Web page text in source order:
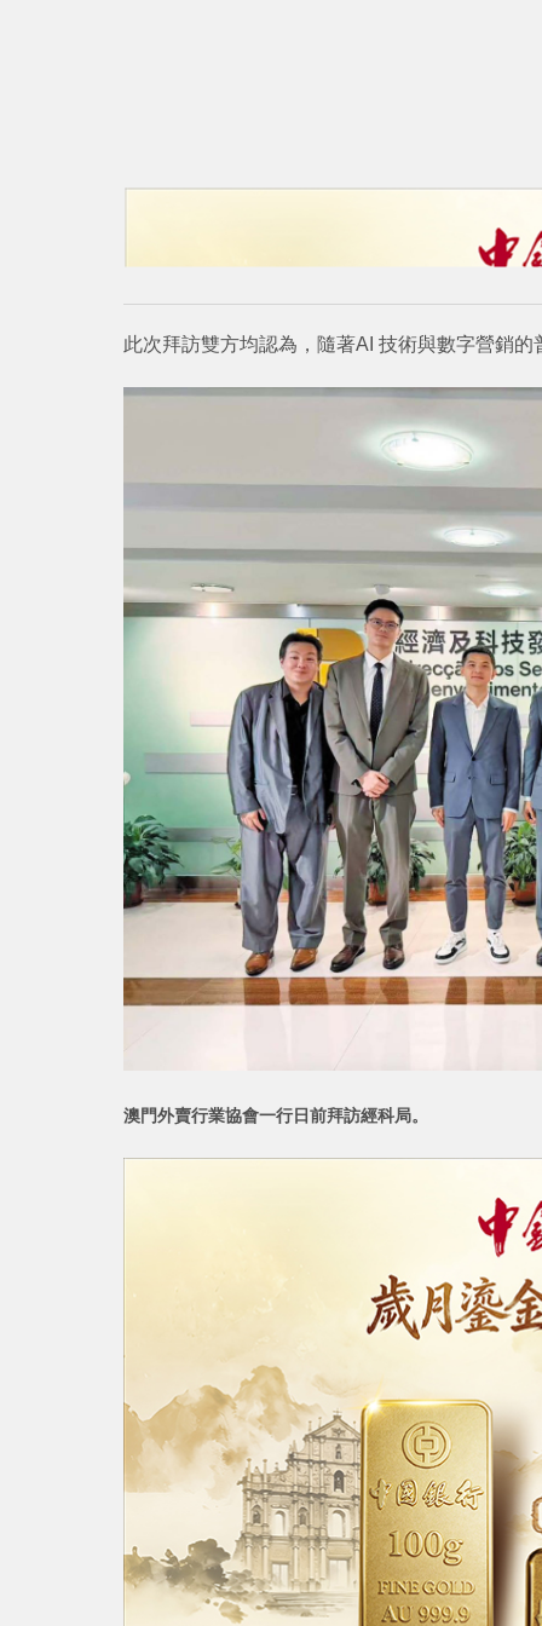
此次拜訪雙方均認為，隨著AI 技術與數字營銷
澳門外賣行業協會一行日前拜訪經科局。